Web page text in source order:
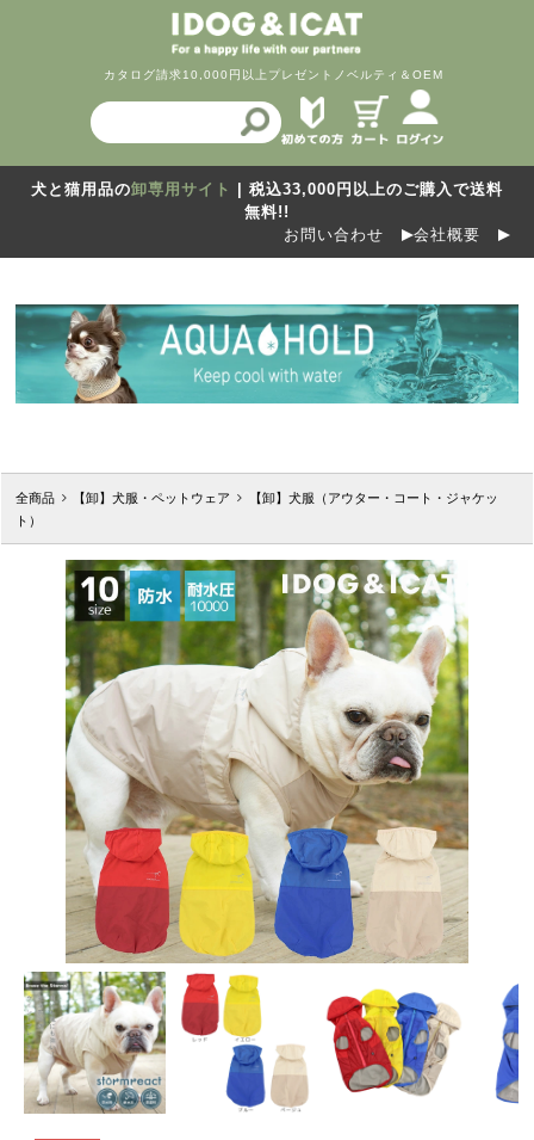
カタログ請求10,000円以上プレゼント ノベルティ＆OEM
犬と猫用品の卸専用サイト
| 税込33,000円以上のご購入で送料
無料!!
お問い合わせ
会社概要
全商品 【卸】犬服・ペットウェア
【卸】犬服（アウター・コート・ジャケッ
ト）